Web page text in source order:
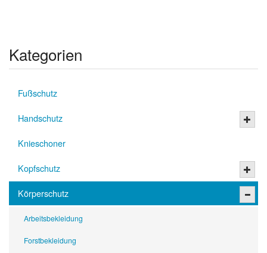
Kategorien
Fußschutz
Handschutz
Knieschoner
Kopfschutz
Körperschutz
Arbeitsbekleidung
Forstbekleidung